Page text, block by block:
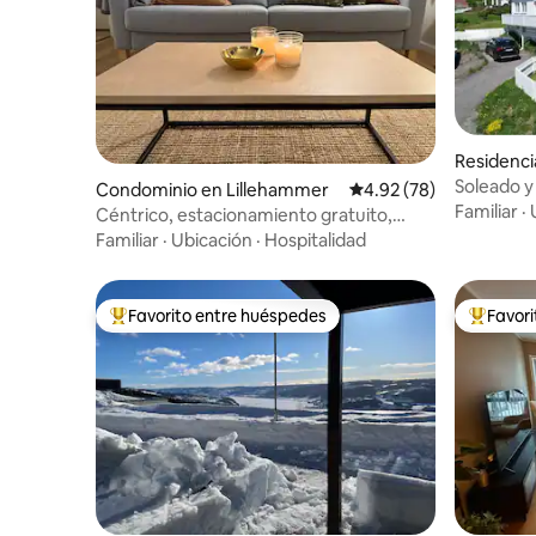
Condominio en Lillehammer Calificación
4.92 (78)
Céntrico, estacionamiento gratuito,
tranquilo, apto para niños
Familiar · Ubicación · Hospitalidad
Soleado
cuatro
Familiar ·
De los mejores en Favorito entre huéspedes
Favorito entre huéspedes De los